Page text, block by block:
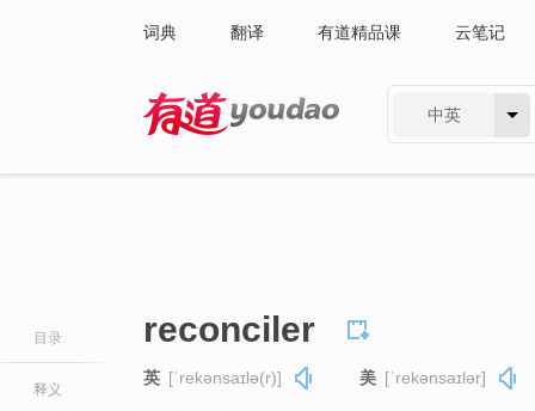
词典 翻译 有道精品课 云笔记
中英
目录
释义
reconciler
英 [ˈrekənsaɪlə(r)] 美 [ˈrekənsaɪlər]